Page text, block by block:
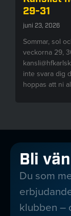
29-31
juni 23, 2026
Sommar, sol
veckorna 29,
inte svara dig
hoppas att ni
Bli
Du som
klubben –